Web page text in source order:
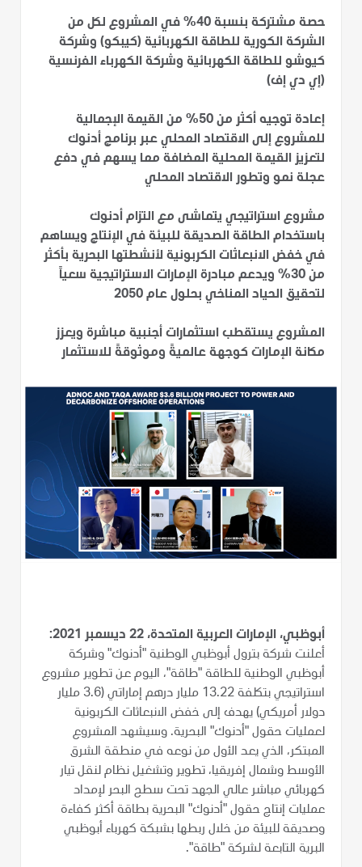
حصة مشتركة بنسبة 40% في المشروع لكل من
الشركة الكورية للطاقة الكهربائية (كيبكو) وشركة
كيوشو للطاقة الكهربائية وشركة الكهرباء الفرنسية
(إي دي إف)
إعادة توجيه أكثر من 50% من القيمة الإجمالية
للمشروع إلى الاقتصاد المحلي عبر برنامج أدنوك
لتعزيز القيمة المحلية المضافة مما يسهم في دفع
عجلة نمو وتطور الاقتصاد المحلي
مشروع استراتيجي يتماشى مع التزام أدنوك
باستخدام الطاقة الصديقة للبيئة في الإنتاج ويساهم
في خفض الانبعاثات الكربونية لأنشطتها البحرية بأكثر
من 30% ويدعم مبادرة الإمارات الاستراتيجية سعياً
لتحقيق الحياد المناخي بحلول عام 2050
المشروع يستقطب استثمارات أجنبية مباشرة ويعزز
مكانة الإمارات كوجهة عالميةً وموثوقةً للاستثمار
أبوظبي، الإمارات العربية المتحدة، 22 ديسمبر 2021:
أعلنت شركة بترول أبوظبي الوطنية "أدنوك" وشركة
أبوظبي الوطنية للطاقة "طاقة"، اليوم عن تطوير مشروع
استراتيجي بتكلفة 13.22 مليار درهم إماراتي (3.6 مليار
دولار أمريكي) يهدف إلى خفض الانبعاثات الكربونية
لعمليات حقول "أدنوك" البحرية. وسيشهد المشروع
المبتكر، الذي يعد الأول من نوعه في منطقة الشرق
الأوسط وشمال إفريقيا، تطوير وتشغيل نظام لنقل تيار
كهربائي مباشر عالي الجهد تحت سطح البحر لإمداد
عمليات إنتاج حقول "أدنوك" البحرية بطاقة أكثر كفاءة
وصديقة للبيئة من خلال ربطها بشبكة كهرباء أبوظبي
البرية التابعة لشركة "طاقة".